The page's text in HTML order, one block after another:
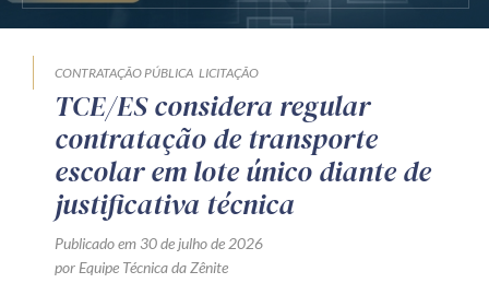
CONTRATAÇÃO PÚBLICA LICITAÇÃO
TCE/ES considera regular
contratação de transporte
escolar em lote único diante de
justificativa técnica
Publicado em 30 de julho de 2026
por Equipe Técnica da Zênite